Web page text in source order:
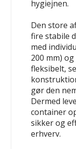
hygiejnen.
Den store
fire stabile
med
200 mm)
fleksibelt,
gør den
Dermed
container
sikker og
erhverv.